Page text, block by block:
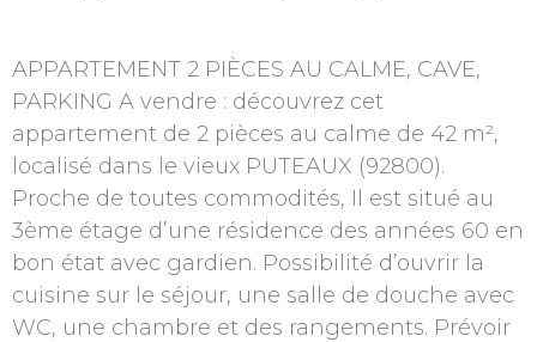
APPARTEMENT 2 PIÈCES AU CALME, CAVE,
PARKING A vendre : découvrez cet
appartement de 2 pièces au calme de 42 m²,
localisé dans le vieux PUTEAUX (92800).
Proche de toutes commodités, Il est situé au
3ème étage d’une résidence des années 60 en
bon état avec gardien. Possibilité d’ouvrir la
cuisine sur le séjour, une salle de douche avec
WC, une chambre et des rangements. Prévoir